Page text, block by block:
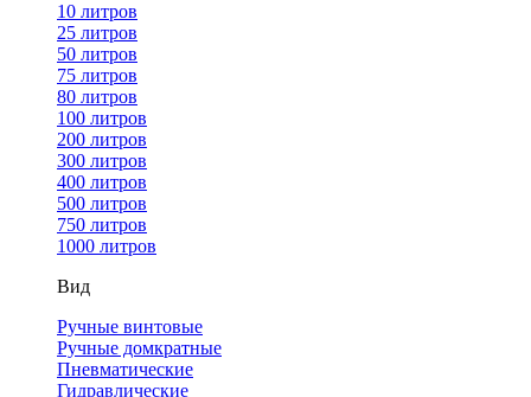
10 литров
25 литров
50 литров
75 литров
80 литров
100 литров
200 литров
300 литров
400 литров
500 литров
750 литров
1000 литров
Вид
Ручные винтовые
Ручные домкратные
Пневматические
Гидравлические